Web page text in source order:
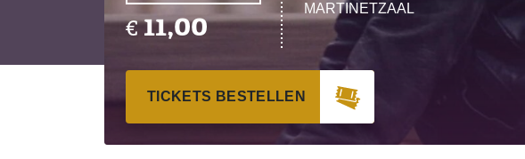
€11,00
MARTINETZAAL
TICKETS BESTELLEN